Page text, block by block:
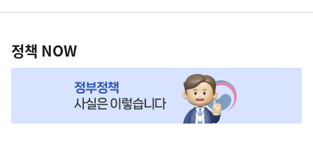
영
책
NOW,
정책 NOW